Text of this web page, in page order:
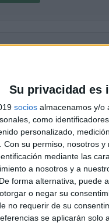
Su privacidad es
socios almacenamos y/o
como
personalizado,
Con su permiso, nosotros y
mediante las
a nosotros y a
forma alternativa, puede
o negar su
no requerir de su
se aplicarán